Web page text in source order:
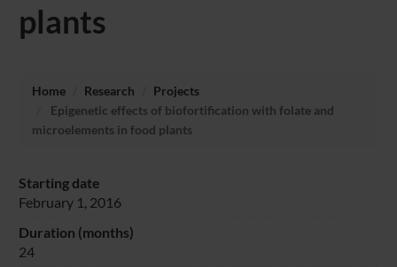
plants
Home Research
Projects
Epigenetic effects of biofortification with folate and
microelements in food plants
Starting date
February 1, 2016
Duration (months)
24